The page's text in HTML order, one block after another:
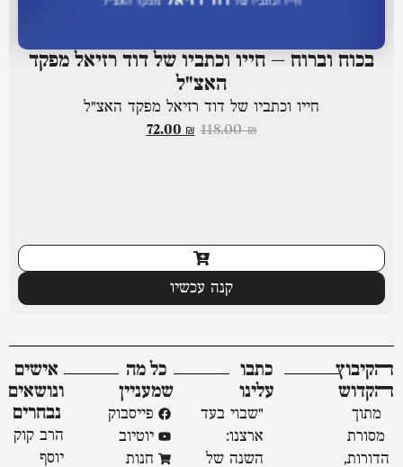
בכוח וברוח – חייו וכתביו של דוד רזיאל מפקד
האצ"ל
חייו וכתביו של דוד רזיאל מפקד האצ"ל
118.00₪
72.00 ₪
קנה עכשיו
ﬣקיבוץ
ﬣקדוש
מתוך
מסורת
הדורות,
כתבו
עלינו
"שבוי בעד
ארצנו:
השנה של
כל מה
שמעניין
פייסבוק
יוטיוב
חנות
אישים
ונושאים
נבחרים
הרב קוק
יוסף